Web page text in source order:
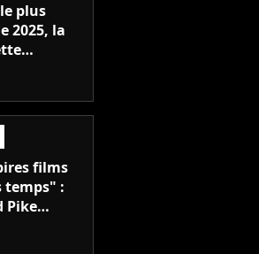
plus
2025, la
est
claque la
films
temps" :
Pike
ce film